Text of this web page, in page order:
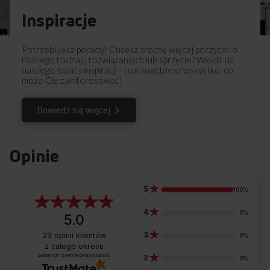
STAINPRO
Skuteczne usuwanie plam
Nie wiesz jak skutecznie pozbyć się plam po soku, czerwonym
winie , tłuszczu czy śladów z błota lub trawy? W ich usunięciu
Inspiracje
Potrzebujesz porady? Chcesz trochę więcej poczytać o
różnego rodzaju rozwiązaniach lub sprzęcie? Wejdź do
naszego świata inspiracji - tam znajdziesz wszystko, co
może Cię zainteresować!
Dowiedz się więcej
Opinie
5.0
23 opinii klientów
z całego okresu
zebranych i zweryfikowanych przez
5 100%
4 0%
3 0%
2 0%